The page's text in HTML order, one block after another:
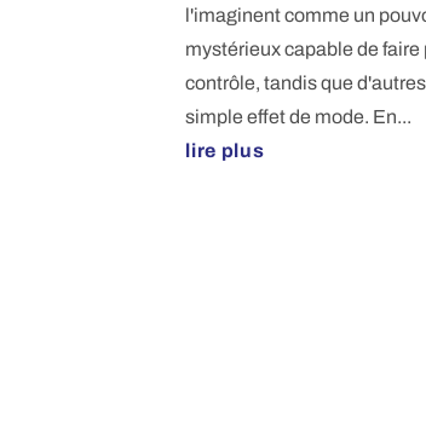
l'imaginent comme un
mystérieux capable de faire
contrôle, tandis que
simple effet de mode. En...
lire plus